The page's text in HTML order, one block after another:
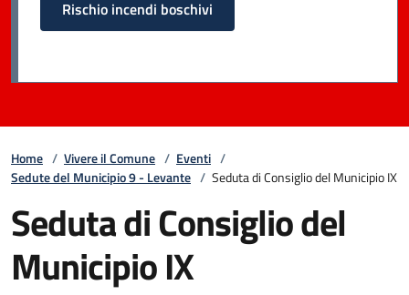
Rischio incendi boschivi
Home / Vivere il Comune / Eventi /
Sedute del Municipio 9 - Levante / Seduta di Consiglio del Municipio IX
Seduta di Consiglio del
Municipio IX